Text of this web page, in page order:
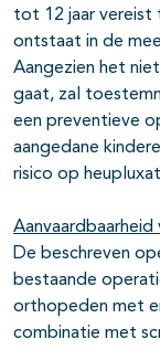
tot 12 jaar vereist
ontstaat in de
Aangezien het
gaat, zal
een preventieve
aangedane
risico op
Aanvaardbaarheid
De beschreven
bestaande
orthopeden met
combinatie met